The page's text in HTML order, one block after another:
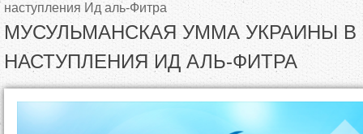
В
ы
з
наступления Ид аль-Фитра
МУСУЛЬМАНСКАЯ УММА УКРАИНЫ
НАСТУПЛЕНИЯ ИД АЛЬ-ФИТРА